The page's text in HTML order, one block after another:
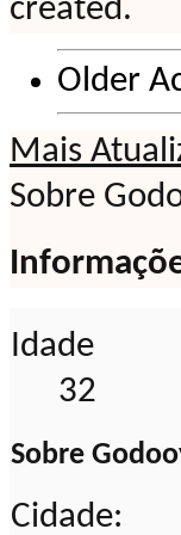
created.
Older
Mais
Sobre
Idade
32
Sobre
Cidade: